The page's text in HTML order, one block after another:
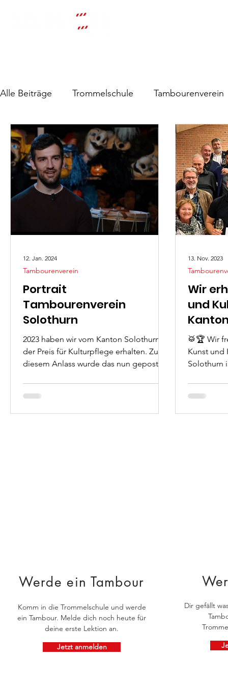
Alle Beiträge Trommelschule Tambourenverein
Portrait
Tambourenverein
Solothurn
2023 haben wir vom Kanton Solothurn
der Preis für Kulturpflege erhalten. Zu
diesem Anlass wurde das nun gepostet
Tambourenverein
12. Jan. 2024
Wir
und
🥁🏆 Wir
Kunst und
Solothurn
13. Nov. 2023
Werde ein Tambour
Komm in die Trommelschule und werde
ein Tambour. Melde dich noch heute für
deine erste Lektion an.
Jetzt anmelden
Dir gefällt